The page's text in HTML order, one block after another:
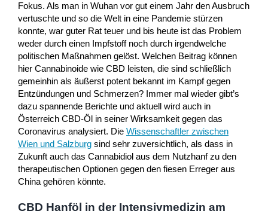
Fokus. Als man in Wuhan vor gut einem Jahr den Ausbruch
vertuschte und so die Welt in eine Pandemie stürzen
konnte, war guter Rat teuer und bis heute ist das Problem
weder durch einen Impfstoff noch durch irgendwelche
politischen Maßnahmen gelöst. Welchen Beitrag können
hier Cannabinoide wie CBD leisten, die sind schließlich
gemeinhin als äußerst potent bekannt im Kampf gegen
Entzündungen und Schmerzen? Immer mal wieder gibt’s
dazu spannende Berichte und aktuell wird auch in
Österreich CBD-Öl in seiner Wirksamkeit gegen das
Coronavirus analysiert. Die Wissenschaftler zwischen
Wien und Salzburg sind sehr zuversichtlich, als dass in
Zukunft auch das Cannabidiol aus dem Nutzhanf zu den
therapeutischen Optionen gegen den fiesen Erreger aus
China gehören könnte.
CBD Hanföl in der Intensivmedizin am